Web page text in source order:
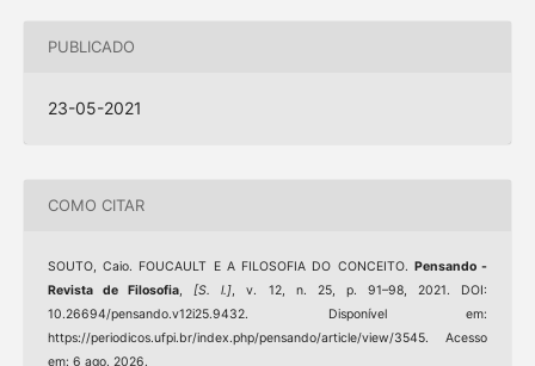
PUBLICADO
23-05-2021
COMO CITAR
SOUTO, Caio. FOUCAULT E A FILOSOFIA DO CONCEITO. Pensando -
Revista de Filosofia
[S. l.] , v. 12, n. 25, p. 91–98, 2021. DOI:
10.26694/pensando.v12i25.9432. Disponível em:
https://periodicos.ufpi.br/index.php/pensando/article/view/3545. Acesso
em: 6 ago. 2026.